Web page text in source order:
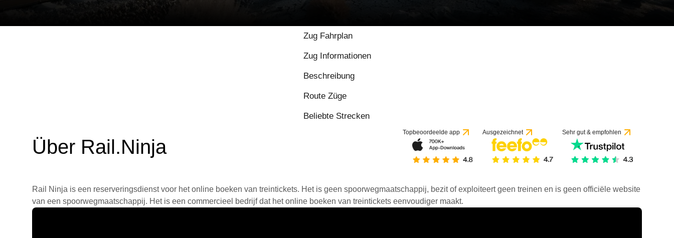
Zug Fahrplan
Zug Informationen
Beschreibung
Route Züge
Beliebte Strecken
Über Rail.Ninja
Topbeoordeelde app Ausgezeichnet Sehr gut & empfohlen
Rail Ninja is een reserveringsdienst voor het online boeken van treintickets. Het is geen spoorwegmaatschappij, bezit of exploiteert geen treinen en is geen officiële website
van een spoorwegmaatschappij. Het is een commercieel bedrijf dat het online boeken van treintickets eenvoudiger maakt.